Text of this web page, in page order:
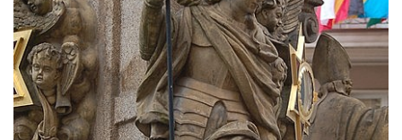
Sloup Nejsvětější Trojice v Horním
Slavkově
Sloup Nejsvětější trojice ve Městě Touškově
Sloup Panny Marie v Plzni
Sloup Panny Marie ve Sloupu v Čechách